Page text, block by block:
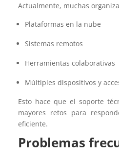
Actualmente, muchas
Plataformas en la nube
Sistemas remotos
Herramientas colaborativas
Múltiples dispositivos y
Esto hace que el soporte
mayores retos para
eficiente.
Problemas